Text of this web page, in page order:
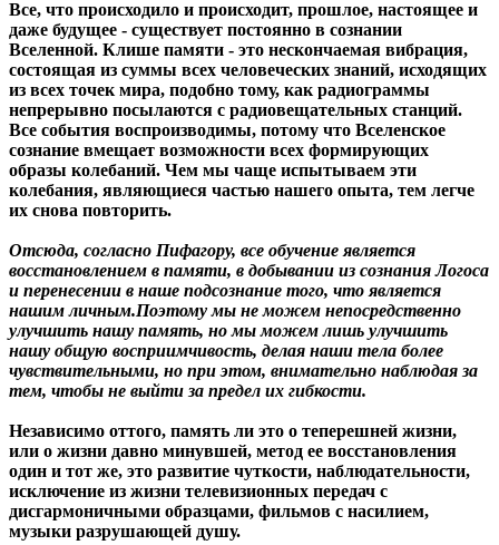
Все, что происходило и происходит, прошлое, настоящее и
даже будущее - существует постоянно в сознании
Вселенной. Клише памяти - это нескончаемая вибрация,
состоящая из суммы всех человеческих знаний, исходящих
из всех точек мира, подобно тому, как радиограммы
непрерывно посылаются с радиовещательных станций.
Все события воспроизводимы, потому что Вселенское
сознание вмещает возможности всех формирующих
образы колебаний. Чем мы чаще испытываем эти
колебания, являющиеся частью нашего опыта, тем легче
их снова повторить.
Отсюда, согласно Пифагору, все обучение является
восстановлением в памяти, в добывании из сознания Логоса
и перенесении в наше подсознание того, что является
нашим личным.Поэтому мы не можем непосредственно
улучшить нашу память, но мы можем лишь улучшить
нашу общую восприимчивость, делая наши тела более
чувствительными, но при этом, внимательно наблюдая за
тем, чтобы не выйти за предел их гибкости.
Независимо оттого, память ли это о теперешней жизни,
или о жизни давно минувшей, метод ее восстановления
один и тот же, это развитие чуткости, наблюдательности,
исключение из жизни телевизионных передач с
дисгармоничными образцами, фильмов с насилием,
музыки разрушающей душу.